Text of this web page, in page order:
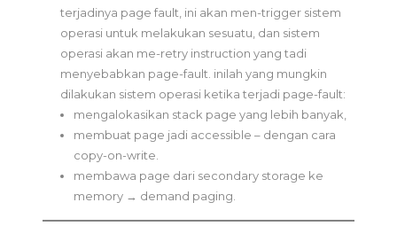
terjadinya page fault, ini akan men-trigger sistem
operasi untuk melakukan sesuatu, dan sistem
operasi akan me-retry instruction yang tadi
menyebabkan page-fault. inilah yang mungkin
dilakukan sistem operasi ketika terjadi page-fault:
mengalokasikan stack page yang lebih banyak,
membuat page jadi accessible – dengan cara
copy-on-write.
membawa page dari secondary storage ke
memory → demand paging.